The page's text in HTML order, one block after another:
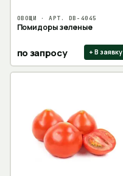
ОВОЩИ · АРТ. DB-4045
Помидоры зеленые
по запросу + В заявку